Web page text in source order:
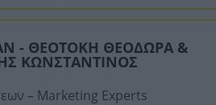
- ΘΕΟΤΟΚΗ ΘΕΟΔΩΡΑ &
ΚΩΝΣΤΑΝΤΙΝΟΣ
– Marketing Experts